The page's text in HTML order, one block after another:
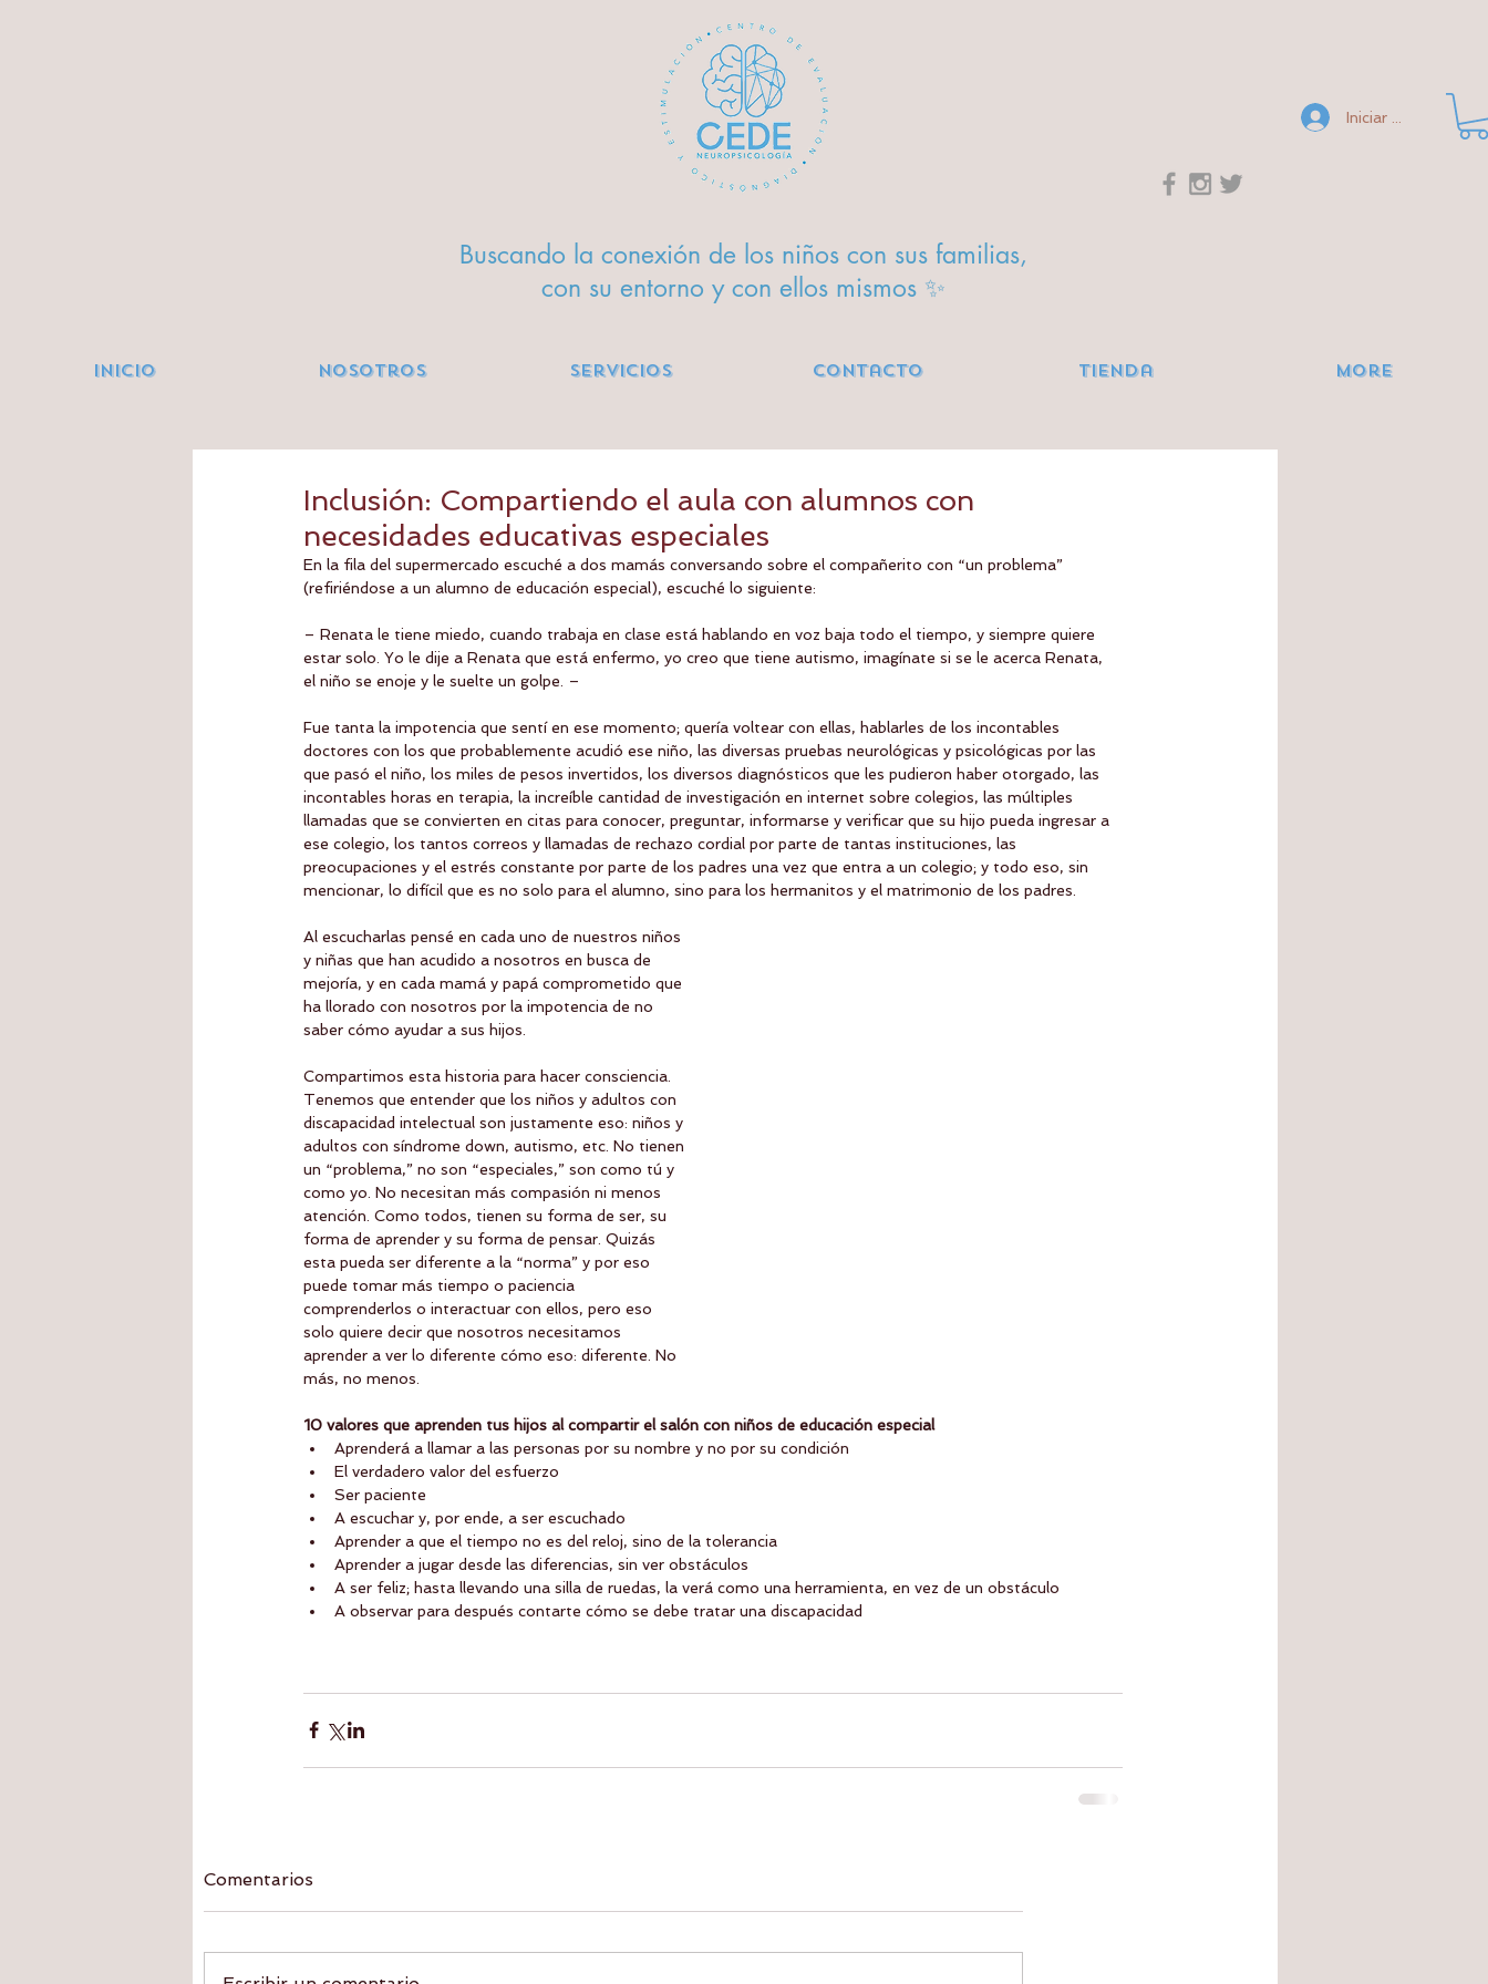
Iniciar sesión
Buscando la conexión de los niños con sus familias,
con su entorno y con ellos mismos ✨
Inicio Nosotros Servicios Contacto Tienda More
Inclusión: Compartiendo el aula con alumnos con
necesidades educativas especiales
En la fila del supermercado escuché a dos mamás conversando sobre el compañerito con “un problema”
(refiriéndose a un alumno de educación especial), escuché lo siguiente:
– Renata le tiene miedo, cuando trabaja en clase está hablando en voz baja todo el tiempo, y siempre quiere
estar solo. Yo le dije a Renata que está enfermo, yo creo que tiene autismo, imagínate si se le acerca Renata,
el niño se enoje y le suelte un golpe. –
Fue tanta la impotencia que sentí en ese momento; quería voltear con ellas, hablarles de los incontables
doctores con los que probablemente acudió ese niño, las diversas pruebas neurológicas y psicológicas por las
que pasó el niño, los miles de pesos invertidos, los diversos diagnósticos que les pudieron haber otorgado, las
incontables horas en terapia, la increíble cantidad de investigación en internet sobre colegios, las múltiples
llamadas que se convierten en citas para conocer, preguntar, informarse y verificar que su hijo pueda ingresar a
ese colegio, los tantos correos y llamadas de rechazo cordial por parte de tantas instituciones, las
preocupaciones y el estrés constante por parte de los padres una vez que entra a un colegio; y todo eso, sin
mencionar, lo difícil que es no solo para el alumno, sino para los hermanitos y el matrimonio de los padres.
Al escucharlas pensé en cada uno de nuestros niños
y niñas que han acudido a nosotros en busca de
mejoría, y en cada mamá y papá comprometido que
ha llorado con nosotros por la impotencia de no
saber cómo ayudar a sus hijos.
Compartimos esta historia para hacer consciencia.
Tenemos que entender que los niños y adultos con
discapacidad intelectual son justamente eso: niños y
adultos con síndrome down, autismo, etc. No tienen
un “problema,” no son “especiales,” son como tú y
como yo. No necesitan más compasión ni menos
atención. Como todos, tienen su forma de ser, su
forma de aprender y su forma de pensar. Quizás
esta pueda ser diferente a la “norma” y por eso
puede tomar más tiempo o paciencia
comprenderlos o interactuar con ellos, pero eso
solo quiere decir que nosotros necesitamos
aprender a ver lo diferente cómo eso: diferente. No
más, no menos.
10 valores que aprenden tus hijos al compartir el salón con niños de educación especial
Aprenderá a llamar a las personas por su nombre y no por su condición
El verdadero valor del esfuerzo
Ser paciente
A escuchar y, por ende, a ser escuchado
Aprender a que el tiempo no es del reloj, sino de la tolerancia
Aprender a jugar desde las diferencias, sin ver obstáculos
A ser feliz; hasta llevando una silla de ruedas, la verá como una herramienta, en vez de un obstáculo
A observar para después contarte cómo se debe tratar una discapacidad
Comentarios